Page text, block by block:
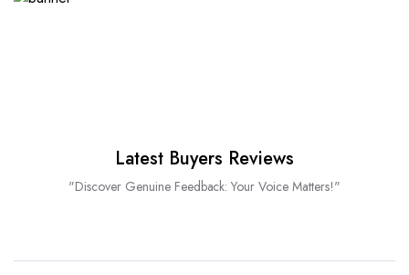
Latest Buyers Reviews
"Discover Genuine Feedback: Your Voice Matters!"